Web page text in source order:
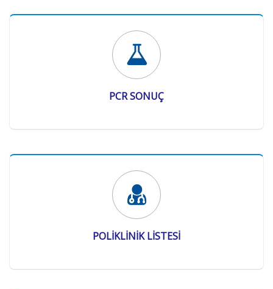
PCR SONUÇ
POLİKLİNİK LİSTESİ